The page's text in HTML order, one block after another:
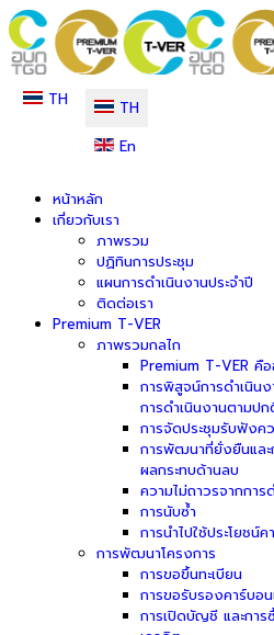
TH
TH
En
หน้าหลัก
เกี่ยวกับเรา
ภาพรวม
ปฏิทินการประชุม
แผนการดำเนินงานประจำปี
ติดต่อเรา
Premium T-VER
ภาพรวมกลไก
Premium T-VER คือ
การพิสูจน์การดำเนิน
การดำเนินงานตามป
การจัดประชุมรับฟังค
การพัฒนาที่ยั่งยืนและ
ผลกระทบด้านลบ
ความไม่ถาวรจากการ
การนับซ้ำ
การนำไปใช้ประโยชน์
การพัฒนาโครงการ
การขอขึ้นทะเบียน
การขอรับรองคาร์บอ
การเปิดบัญชี และการ